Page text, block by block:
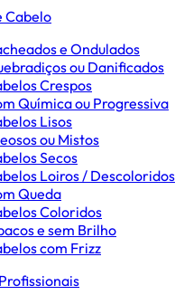
Cabelo
e Ondulados
ou Danificados
Crespos
Química ou Progressiva
Lisos
ou Mistos
Secos
Loiros / Descoloridos
Queda
Coloridos
e sem Brilho
com Frizz